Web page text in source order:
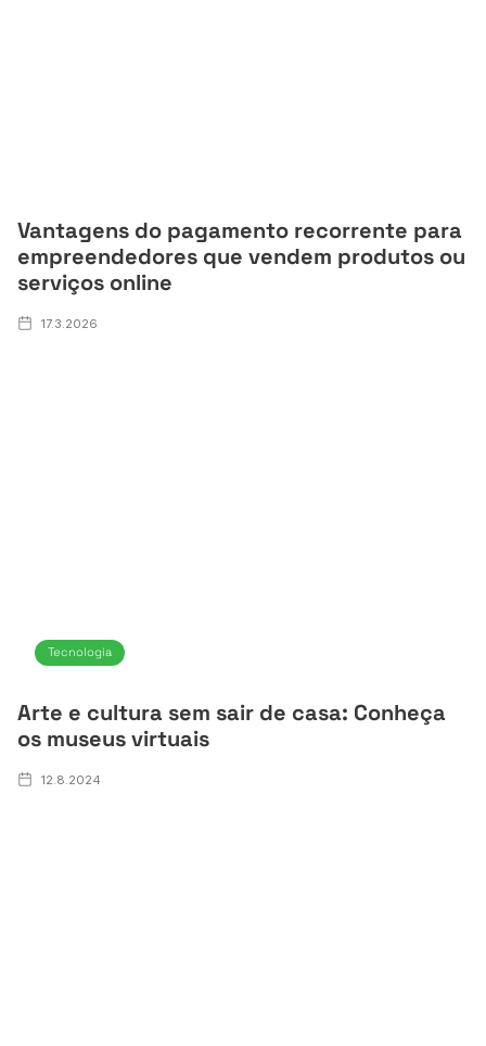
Vantagens do pagamento recorrente para
empreendedores que vendem produtos ou
serviços online
17.3.2026
Tecnologia
Arte e cultura sem sair de casa: Conheça
os museus virtuais
12.8.2024